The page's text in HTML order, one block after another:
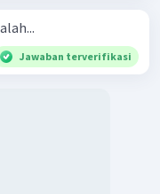
Jawaban terverifikasi